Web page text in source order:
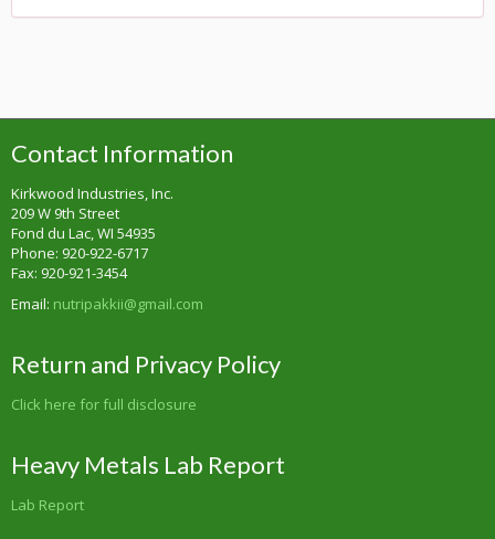
Contact Information
Kirkwood Industries, Inc.
209 W 9th Street
Fond du Lac, WI 54935
Phone: 920-922-6717
Fax: 920-921-3454
Email: nutripakkii@gmail.com
Return and Privacy Policy
Click here for full disclosure
Heavy Metals Lab Report
Lab Report